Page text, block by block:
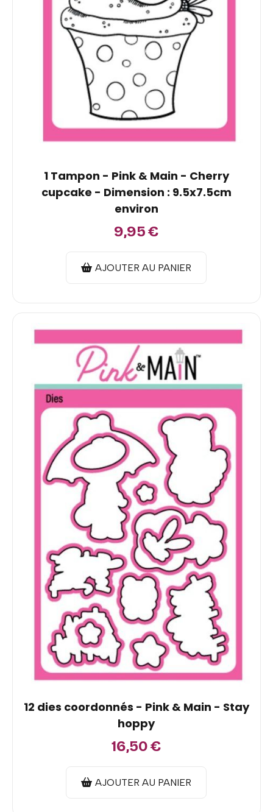
1 Tampon - Pink & Main - Cherry
cupcake - Dimension : 9.5x7.5cm
environ
9,95€
AJOUTER AU PANIER
12 dies coordonnés - Pink & Main - Stay
hoppy
16,50€
AJOUTER AU PANIER